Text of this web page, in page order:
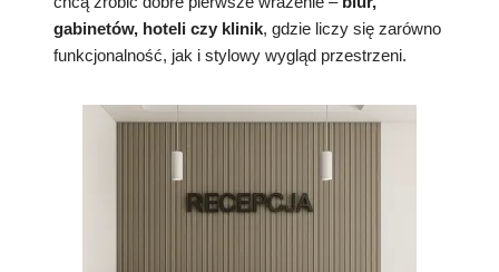
gabinetów, hoteli czy klinik, gdzie liczy się zarówno
funkcjonalność, jak i stylowy wygląd przestrzeni.